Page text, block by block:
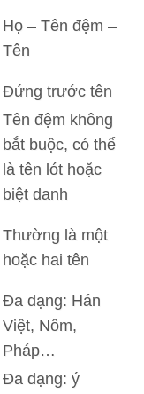
Họ – Tên đệm –
Tên
Đứng trước tên
Tên đệm không
bắt buộc, có thể
là tên lót hoặc
biệt danh
Thường là một
hoặc hai tên
Đa dạng: Hán
Việt, Nôm,
Pháp…
Đa dạng: ý